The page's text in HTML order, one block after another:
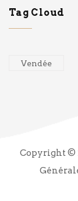
Tag Cloud
Vendée
Copyright ©